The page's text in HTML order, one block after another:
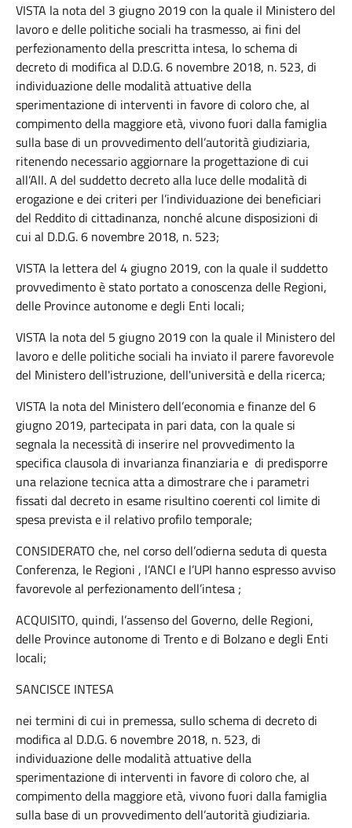
VISTA la nota del 3 giugno 2019 con la quale il Ministero del
lavoro e delle politiche sociali ha trasmesso, ai fini del
perfezionamento della prescritta intesa, lo schema di
decreto di modifica al D.D.G. 6 novembre 2018, n. 523, di
individuazione delle modalità attuative della
sperimentazione di interventi in favore di coloro che, al
compimento della maggiore età, vivono fuori dalla famiglia
sulla base di un provvedimento dell’autorità giudiziaria,
ritenendo necessario aggiornare la progettazione di cui
all’All. A del suddetto decreto alla luce delle modalità di
erogazione e dei criteri per l’individuazione dei beneficiari
del Reddito di cittadinanza, nonché alcune disposizioni di
cui al D.D.G. 6 novembre 2018, n. 523;
VISTA la lettera del 4 giugno 2019, con la quale il suddetto
provvedimento è stato portato a conoscenza delle Regioni,
delle Province autonome e degli Enti locali;
VISTA la nota del 5 giugno 2019 con la quale il Ministero del
lavoro e delle politiche sociali ha inviato il parere favorevole
del Ministero dell'istruzione, dell'università e della ricerca;
VISTA la nota del Ministero dell’economia e finanze del 6
giugno 2019, partecipata in pari data, con la quale si
segnala la necessità di inserire nel provvedimento la
specifica clausola di invarianza finanziaria e di predisporre
una relazione tecnica atta a dimostrare che i parametri
fissati dal decreto in esame risultino coerenti col limite di
spesa prevista e il relativo profilo temporale;
CONSIDERATO che, nel corso dell’odierna seduta di questa
Conferenza, le Regioni , l’ANCI e l’UPI hanno espresso avviso
favorevole al perfezionamento dell’intesa ;
ACQUISITO, quindi, l’assenso del Governo, delle Regioni,
delle Province autonome di Trento e di Bolzano e degli Enti
locali;
SANCISCE INTESA
nei termini di cui in premessa, sullo schema di decreto di
modifica al D.D.G. 6 novembre 2018, n. 523, di
individuazione delle modalità attuative della
sperimentazione di interventi in favore di coloro che, al
compimento della maggiore età, vivono fuori dalla famiglia
sulla base di un provvedimento dell’autorità giudiziaria.